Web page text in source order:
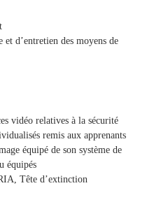
d’entretien des moyens de
vidéo relatives à la sécurité
remis aux apprenants
équipé de son système de
équipés
Tête d’extinction